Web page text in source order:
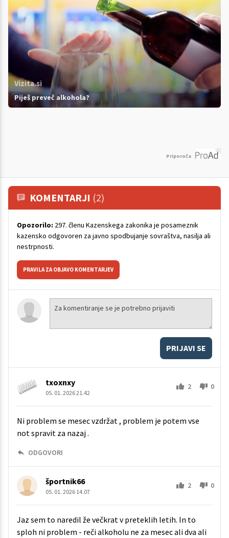
Vizita.si
Piješ preveč alkohola?
Priporoča
KOMENTARJI (2)
Opozorilo: 297. členu Kazenskega zakonika je posameznik
kazensko odgovoren za javno spodbujanje sovraštva, nasilja ali
nestrpnosti.
PRAVILA ZA OBJAVO KOMENTARJEV
PRIJAVI SE
txoxnxy
05. 01. 2026 21.42
2 0
Ni problem se mesec vzdržat , problem je potem vse
not spravit za nazaj .
ODGOVORI
športnik66
05. 01. 2026 14.07
2 0
Jaz sem to naredil že večkrat v preteklih letih. In to
sploh ni problem - reči alkoholu ne za mesec ali dva ali